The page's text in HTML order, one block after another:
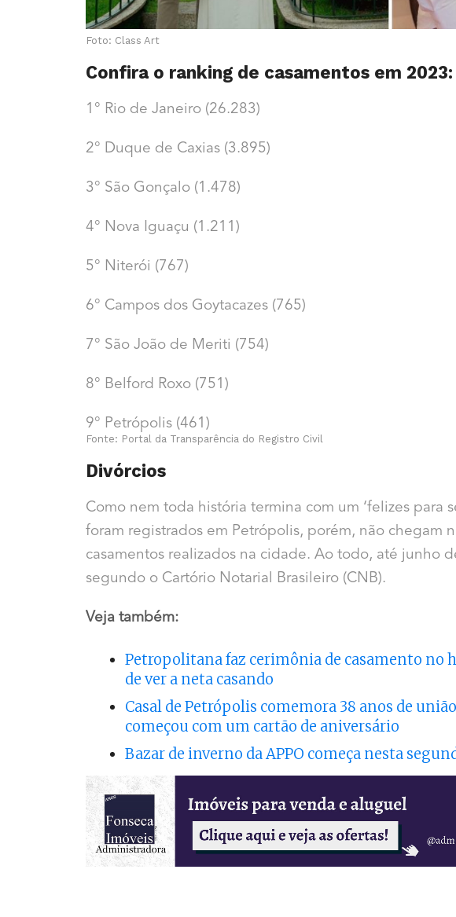
Foto: Class Art
Confira o ranking de casamentos em 2023:
1° Rio de Janeiro (26.283)
2° Duque de Caxias (3.895)
3° São Gonçalo (1.478)
4° Nova Iguaçu (1.211)
5° Niterói (767)
6° Campos dos Goytacazes (765)
7° São João de Meriti (754)
8° Belford Roxo (751)
9° Petrópolis (461)
Fonte: Portal da Transparência do Registro Civil
Divórcios
Como nem toda história termina com um ‘felizes para
foram registrados em Petrópolis, porém, não chegam
casamentos realizados na cidade. Ao todo, até junho
segundo o Cartório Notarial Brasileiro (CNB).
Veja também:
Petropolitana faz cerimônia de casamento no
de ver a neta casando
Casal de Petrópolis comemora 38 anos de
começou com um cartão de aniversário
Bazar de inverno da APPO começa nesta